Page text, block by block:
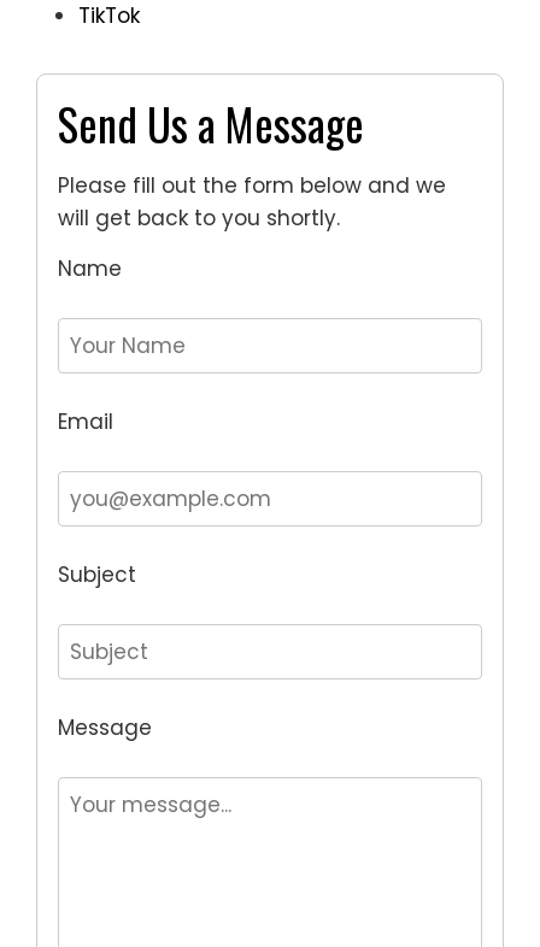
TikTok
Send Us a Message
Please fill out the form below and we
will get back to you shortly.
Name
Email
Subject
Message